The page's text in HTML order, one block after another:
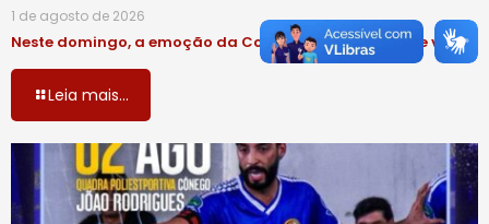
1 de agosto de 2026
Neste domingo, a emoção da Copa do Interior está de volta!
Leia mais...